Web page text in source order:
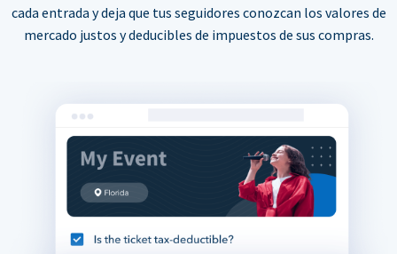
cada entrada y deja que tus seguidores conozcan los valores de
mercado justos y deducibles de impuestos de sus compras.